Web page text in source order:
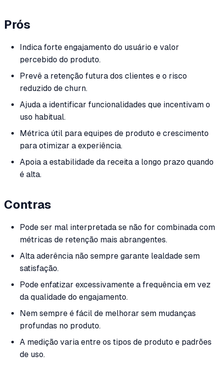
Prós
Indica forte engajamento do usuário e valor
percebido do produto.
Prevê a retenção futura dos clientes e o risco
reduzido de churn.
Ajuda a identificar funcionalidades que incentivam o
uso habitual.
Métrica útil para equipes de produto e crescimento
para otimizar a experiência.
Apoia a estabilidade da receita a longo prazo quando
é alta.
Contras
Pode ser mal interpretada se não for combinada com
métricas de retenção mais abrangentes.
Alta aderência não sempre garante lealdade sem
satisfação.
Pode enfatizar excessivamente a frequência em vez
da qualidade do engajamento.
Nem sempre é fácil de melhorar sem mudanças
profundas no produto.
A medição varia entre os tipos de produto e padrões
de uso.